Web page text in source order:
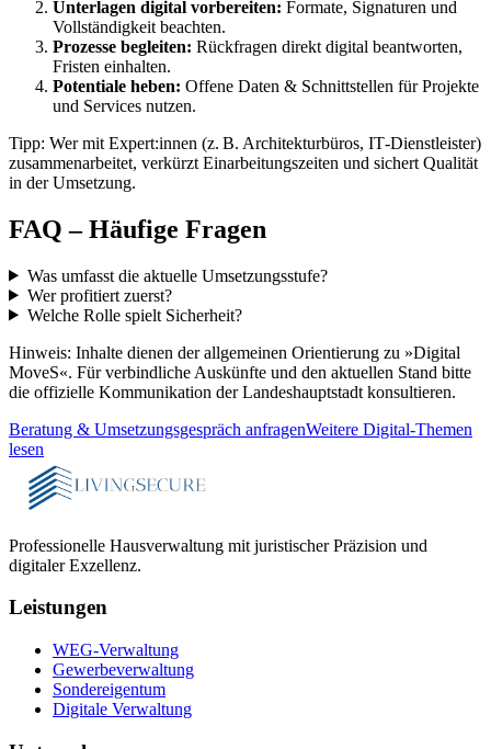
Unterlagen digital vorbereiten: Formate, Signaturen und
Vollständigkeit beachten.
Prozesse begleiten: Rückfragen direkt digital beantworten,
Fristen einhalten.
Potentiale heben: Offene Daten & Schnittstellen für Projekte
und Services nutzen.
Tipp: Wer mit Expert:innen (z. B. Architekturbüros, IT‑Dienstleister)
zusammenarbeitet, verkürzt Einarbeitungszeiten und sichert Qualität
in der Umsetzung.
FAQ – Häufige Fragen
Was umfasst die aktuelle Umsetzungsstufe?
Wer profitiert zuerst?
Welche Rolle spielt Sicherheit?
Hinweis: Inhalte dienen der allgemeinen Orientierung zu »Digital
MoveS«. Für verbindliche Auskünfte und den aktuellen Stand bitte
die offizielle Kommunikation der Landeshauptstadt konsultieren.
Beratung & Umsetzungsgespräch anfragenWeitere Digital-Themen
lesen
Professionelle Hausverwaltung mit juristischer Präzision und
digitaler Exzellenz.
Leistungen
WEG-Verwaltung
Gewerbeverwaltung
Sondereigentum
Digitale Verwaltung